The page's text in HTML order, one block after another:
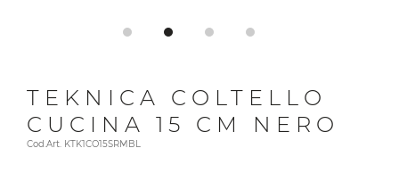
TEKNICA COLTELLO
CUCINA 15 CM NERO
Cod.Art. KTK1CO15SRMBL